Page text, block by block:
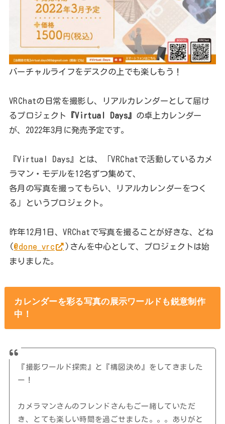
バーチャルライフをデスクの上でも楽しもう！
VRChatの日常を撮影し、リアルカレンダーとして届け
るプロジェクト
『Virtual Days』 の卓上カレンダー
が、2022年3月に発売予定です。
『Virtual Days』とは、「VRChatで活動しているカメ
ラマン・モデルを12名ずつ集めて、
各月の写真を撮ってもらい、リアルカレンダーをつく
る」というプロジェクト。
昨年12月1日、VRChatで写真を撮ることが好きな、どね
(@done_vrc
)さんを中心として、プロジェクトは始
まりました。
カレンダーを彩る写真の展示ワールドも鋭意制作
中！
『撮影ワールド探索』と『構図決め』をしてきました
ー！
カメラマンさんのフレンドさんもご一緒していただ
き、とても楽しい時間を過ごせました。。。ありがと